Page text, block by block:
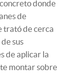
donde
de
trató de cerca
sus
de aplicar la
montar sobre